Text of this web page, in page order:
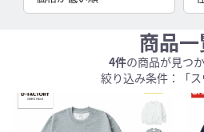
商品
4件の商品が見つ
絞り込み条件：「ス